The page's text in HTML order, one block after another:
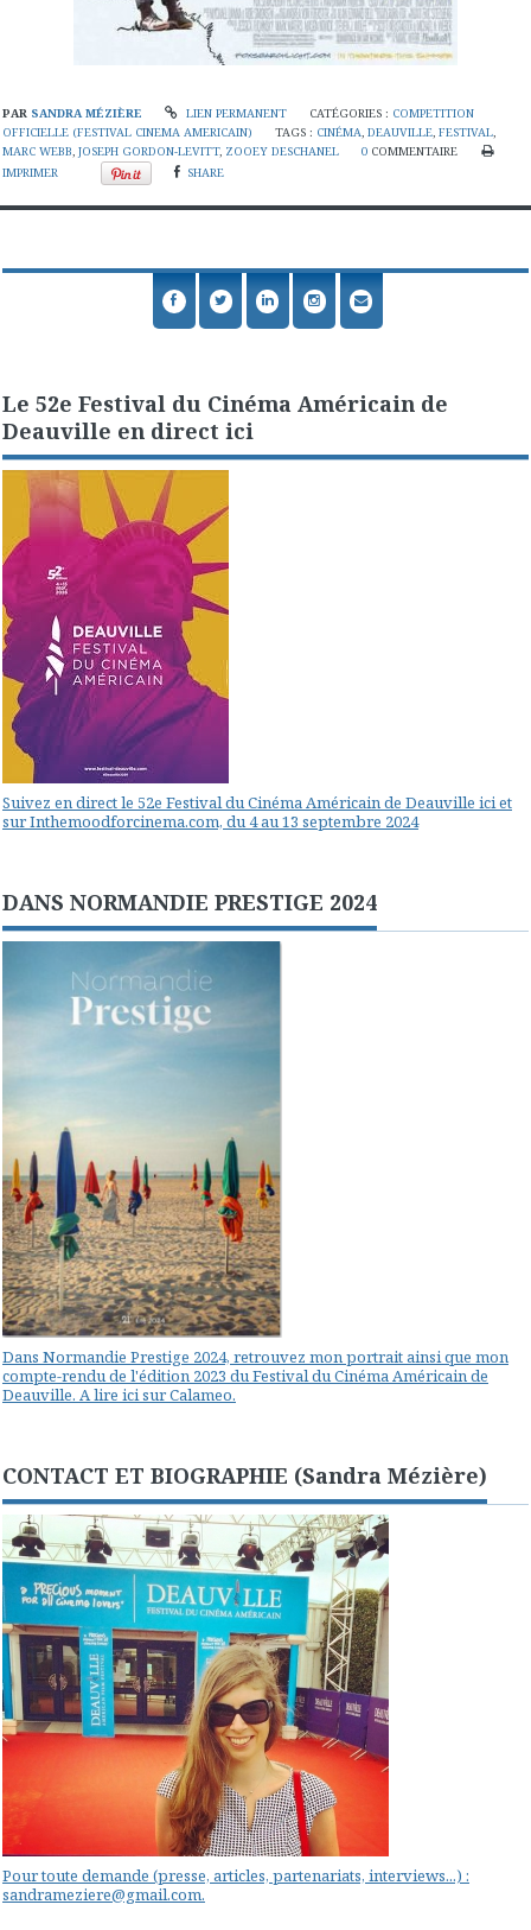
PAR SANDRA MÉZIÈRE LIEN PERMANENT CATÉGORIES : COMPETITION
OFFICIELLE (FESTIVAL CINEMA AMERICAIN)
TAGS : CINÉMA,DEAUVILLE,FESTIVAL,
MARC WEBB, JOSEPH GORDON-LEVITT, ZOOEY DESCHANEL 0 COMMENTAIRE
IMPRIMER
SHARE
Le 52e Festival du Cinéma Américain de
Deauville en direct ici
Suivez en direct le 52e Festival du Cinéma Américain de Deauville ici et
sur Inthemoodforcinema.com, du 4 au 13 septembre 2024
DANS NORMANDIE PRESTIGE 2024
Dans Normandie Prestige 2024, retrouvez mon portrait ainsi que mon
compte-rendu de l'édition 2023 du Festival du Cinéma Américain de
Deauville. A lire ici sur Calameo.
CONTACT ET BIOGRAPHIE (Sandra Mézière)
Pour toute demande (presse, articles, partenariats, interviews...) :
sandrameziere@gmail.com.